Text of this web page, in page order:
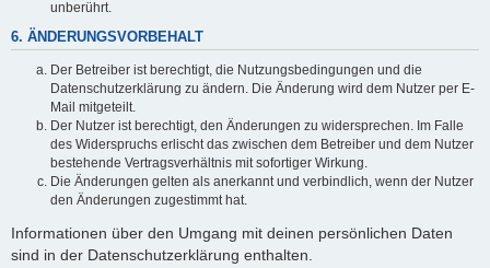
unberührt.
6. ÄNDERUNGSVORBEHALT
Der Betreiber ist berechtigt, die Nutzungsbedingungen und die
Datenschutzerklärung zu ändern. Die Änderung wird dem Nutzer per E-
Mail mitgeteilt.
Der Nutzer ist berechtigt, den Änderungen zu widersprechen. Im Falle
des Widerspruchs erlischt das zwischen dem Betreiber und dem Nutzer
bestehende Vertragsverhältnis mit sofortiger Wirkung.
Die Änderungen gelten als anerkannt und verbindlich, wenn der Nutzer
den Änderungen zugestimmt hat.
Informationen über den Umgang mit deinen persönlichen Daten
sind in der Datenschutzerklärung enthalten.